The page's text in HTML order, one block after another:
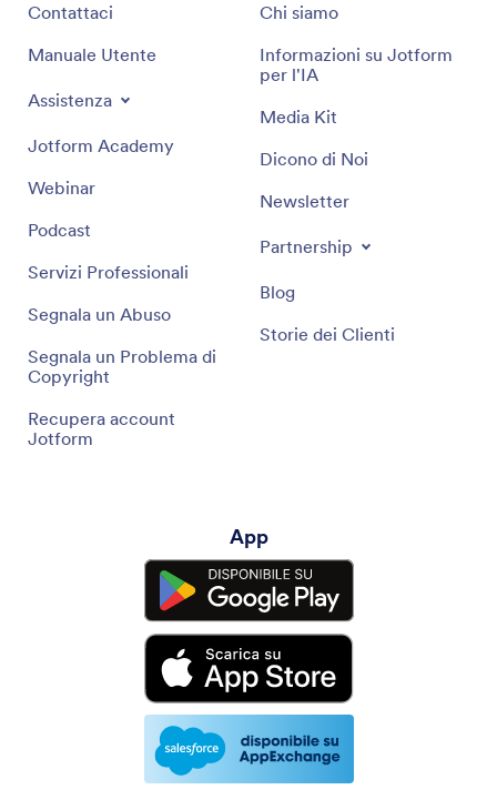
Contattaci
Manuale Utente
Assistenza
Jotform Academy
Webinar
Podcast
Servizi Professionali
Segnala un Abuso
Segnala un Problema di
Copyright
Recupera account
Jotform
Chi siamo
Informazioni su Jotform
per l'IA
Media Kit
Dicono di Noi
Newsletter
Partnership
Blog
Storie dei Clienti
App